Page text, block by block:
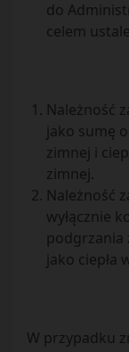
do
celem
Należność
jako sumę
zimnej i
zimnej.
Należność
wyłącznie
podgrzania
jako ciepła
W przypadku